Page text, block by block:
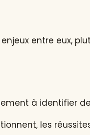
entre eux,
à identifier
les